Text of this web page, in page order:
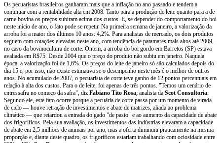
Os pecuaristas brasileiros ganharam mais que a inflação no ano passado e tendem a
continuar com a rentabilidade alta em 2008. Tanto para a produção de leite quanto para a de
carne bovina os preços subiram acima dos custos. E, se depender do comportamento do boi
neste início de ano, o fato pode se repetir. Na primeira semana de janeiro, a valorização da
arroba foi a maior dos últimos 10 anos: 4,2%. Para analistas de mercado, os dois produtos
seguem com cotações elevadas neste ano, com tendência de patamares mais altos até 2009,
no caso da bovinocultura de corte. Ontem, a arroba do boi gordo em Barretos (SP) estava
avaliada em R$75. Desde 2004 que o preço do produto não subiu em janeiro. Naquela
época, a valorização foi de 1,6%. Os preços do leite de janeiro só são calculados depois do
dia 15 e, por isso, não existe estimativa se o desempenho neste mês é o melhor de outros
anos. No acumulado de 2007, o pecuarista de corte teve ganho de 12 pontos percentuais em
relação à alta dos custos. Para o de leite, foi apenas de três pontos. "Temos um cenário de
entressafra no começo da safra", diz Fabiano Tito Rosa, analista da Scot Consultoria.
Segundo ele, este fato ocorre porque a pecuária de corte passa por um momento de virada
de ciclo — houve retração de investimentos e abate de matrizes, aliada ao problema
climático — que retardou a entrada do gado "de pasto" e ao aumento da capacidade de abate
dos frigoríficos. Pela sua avaliação, os investimentos das indústrias elevaram a capacidade
de abate em 2,5 milhões de animais por ano, mas a oferta diminuiu praticamente na mesma
proporção e, diante deste quadro, os frigoríficos estariam trabalhando com ociosidade entre